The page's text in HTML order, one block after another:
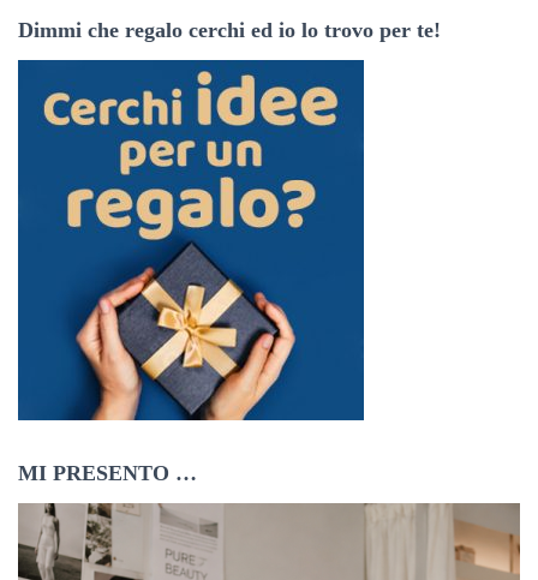
z
o
Dimmi che regalo cerchi ed io lo trovo per te!
MI PRESENTO …